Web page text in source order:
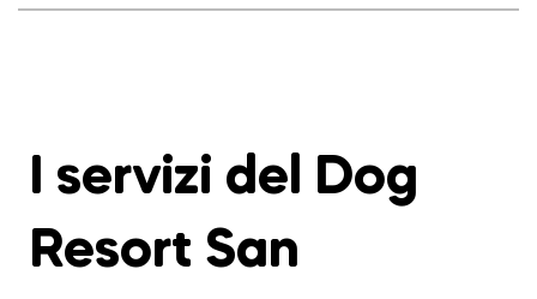
I servizi del Dog
Resort San